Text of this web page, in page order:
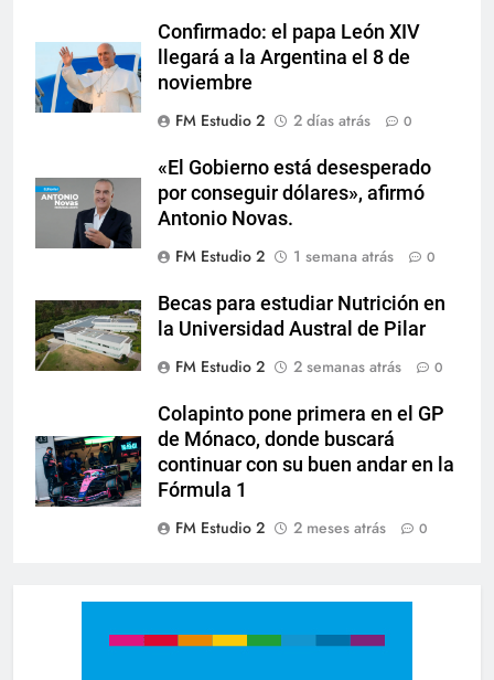
Confirmado: el papa León XIV
llegará a la Argentina el 8 de
noviembre
FM Estudio 2
2 días atrás 0
«El Gobierno está desesperado
por conseguir dólares», afirmó
Antonio Novas.
FM Estudio 2
1 semana atrás 0
Becas para estudiar Nutrición en
la Universidad Austral de Pilar
FM Estudio 2
2 semanas atrás 0
Colapinto pone primera en el GP
de Mónaco, donde buscará
continuar con su buen andar en la
Fórmula 1
FM Estudio 2
2 meses atrás 0